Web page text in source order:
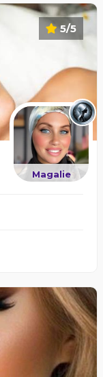
5/5
Magalie